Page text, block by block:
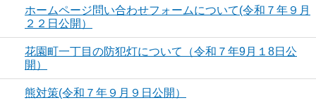
ホームページ問い合わせフォームについて(令和７年９月
２２日公開）
花園町一丁目の防犯灯について（令和７年9月１8日公
開）
熊対策(令和７年９月９日公開）